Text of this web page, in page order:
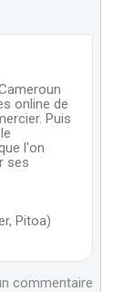
online de
Puis
l'on
ses
Pitoa)
commentaire